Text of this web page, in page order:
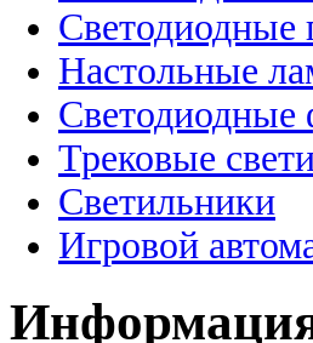
Светодиодные
Настольные
Светодиодные
Трековые
Светильники
Игровой